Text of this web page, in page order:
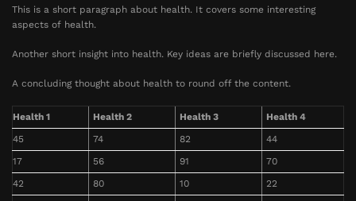
This is a short paragraph about health. It covers some interesting
aspects of health.
Another short insight into health. Key ideas are briefly discussed here.
A concluding thought about health to round off the content.
Health 1 Health 2 Health 3
Health 4
45
74 82
44
17
56 91
70
42
80 10
22